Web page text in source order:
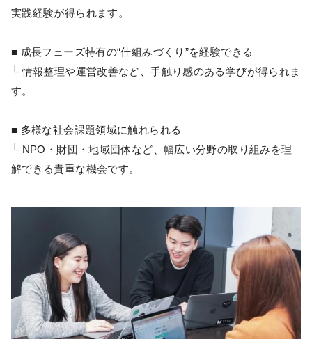
実践経験が得られます。
■ 成長フェーズ特有の“仕組みづくり”を経験できる
└ 情報整理や運営改善など、手触り感のある学びが得られま
す。
■ 多様な社会課題領域に触れられる
└ NPO・財団・地域団体など、幅広い分野の取り組みを理
解できる貴重な機会です。